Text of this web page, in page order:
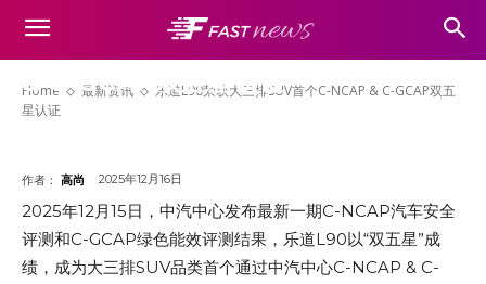
Home 最新资讯
乐道L90荣获大三排SUV首个C-NCAP & C-GCAP双五
星认证
乐道L90荣获大三排SUV首个C-NCAP
& C-GCAP双五星认证
作者： 高尚 2025年12月16日
2025年12月15日，中汽中心发布最新一期C-NCAP汽车安全
评测和C-GCAP绿色能效评测结果，乐道L90以“双五星”成
绩，成为大三排SUV品类首个通过中汽中心C-NCAP & C-